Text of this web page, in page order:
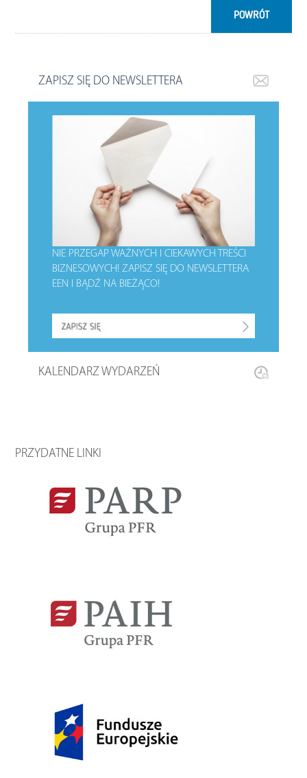
POWRÓT
ZAPISZ SIĘ DO NEWSLETTERA
NIE PRZEGAP WAŻNYCH I CIEKAWYCH TREŚCI
BIZNESOWYCH!ZAPISZ SIĘ DO NEWSLETTERA
EEN I BĄDŹ NA BIEŻĄCO!
KALENDARZ WYDARZEŃ
PRZYDATNE LINKI